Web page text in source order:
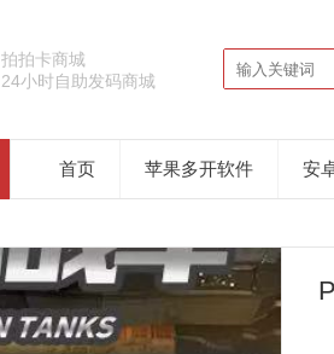
拍拍卡商城
24小时自助发码商城
首页 苹果多开软件 安